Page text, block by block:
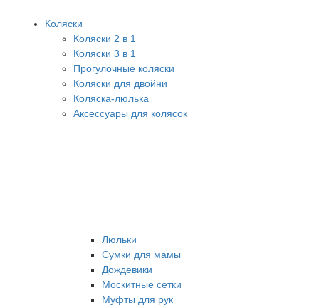
Коляски
Коляски 2 в 1
Коляски 3 в 1
Прогулочные коляски
Коляски для двойни
Коляска-люлька
Аксессуары для колясок
Люльки
Сумки для мамы
Дождевики
Москитные сетки
Муфты для рук